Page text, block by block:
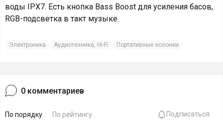
воды IPX7. Есть кнопка Bass Boost для усиления басов,
RGB-подсветка в такт музыке.
Электроника Аудиотехника, Hi-Fi Портативные колонки
0 комментариев
По порядку По рейтингу Подписаться